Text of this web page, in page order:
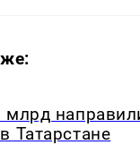
млрд
Татарстане